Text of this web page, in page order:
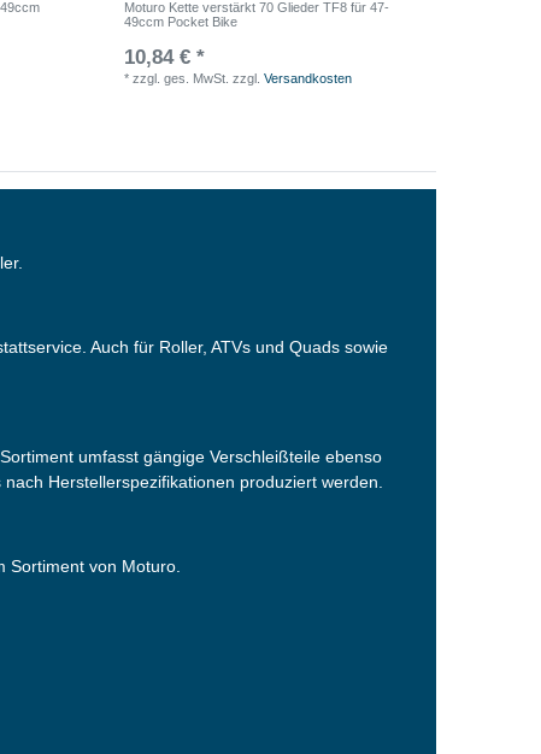
Moturo Kette verstärkt 70 Glieder TF8 für 47-
49ccm Pocket Bike
10,84 € *
*zzgl. ges. MwSt. zzgl.Versandkosten
Auch für Roller, ATVs und Quads sowie
umfasst gängige Verschleißteile ebenso
Herstellerspezifikationen produziert werden.
Sortiment von Moturo.